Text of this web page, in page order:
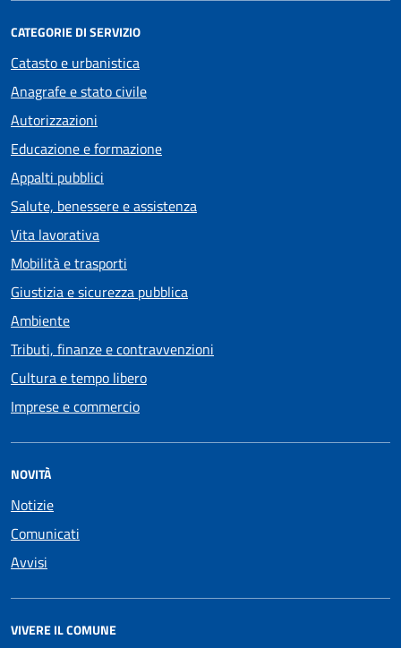
CATEGORIE DI SERVIZIO
Catasto e urbanistica
Anagrafe e stato civile
Autorizzazioni
Educazione e formazione
Appalti pubblici
Salute, benessere e assistenza
Vita lavorativa
Mobilità e trasporti
Giustizia e sicurezza pubblica
Ambiente
Tributi, finanze e contravvenzioni
Cultura e tempo libero
Imprese e commercio
NOVITÀ
Notizie
Comunicati
Avvisi
VIVERE IL COMUNE